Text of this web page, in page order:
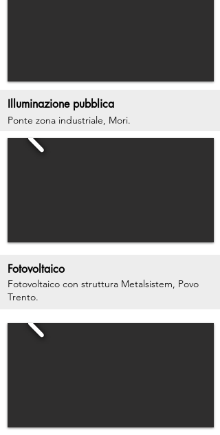
Illuminazione pubblica
Ponte zona industriale, Mori.
Fotovoltaico
Fotovoltaico con struttura Metalsistem, Povo
Trento.